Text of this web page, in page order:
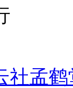
社孟